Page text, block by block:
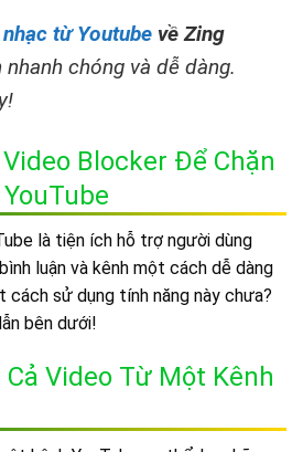
từ Youtube về Zing
chóng và dễ dàng.
Blocker Để Chặn
là tiện ích hỗ trợ người dùng
luận và kênh một cách dễ dàng
cách sử dụng tính năng này chưa?
bên dưới!
Video Từ Một Kênh